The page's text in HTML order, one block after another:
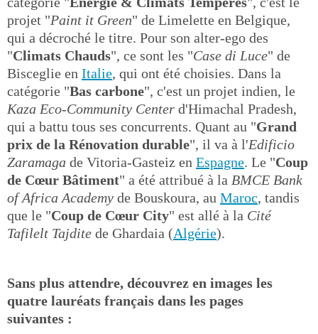
projet "Paint it Green" de Limelette en Belgique,
qui a décroché le titre. Pour son alter-ego des
"Climats Chauds", ce sont les "Case di Luce" de
Bisceglie en Italie, qui ont été choisies. Dans la
catégorie "Bas carbone", c'est un projet indien, le
Kaza Eco-Community Center d'Himachal Pradesh,
qui a battu tous ses concurrents. Quant au "Grand
prix de la Rénovation durable", il va à l'Edificio
Zaramaga de Vitoria-Gasteiz en Espagne. Le "Coup
de Cœur Bâtiment" a été attribué à la BMCE Bank
of Africa Academy de Bouskoura, au Maroc, tandis
que le "Coup de Cœur City" est allé à la Cité
Tafilelt Tajdite de Ghardaia (Algérie).
Sans plus attendre, découvrez en images les
quatre lauréats français dans les pages
suivantes :